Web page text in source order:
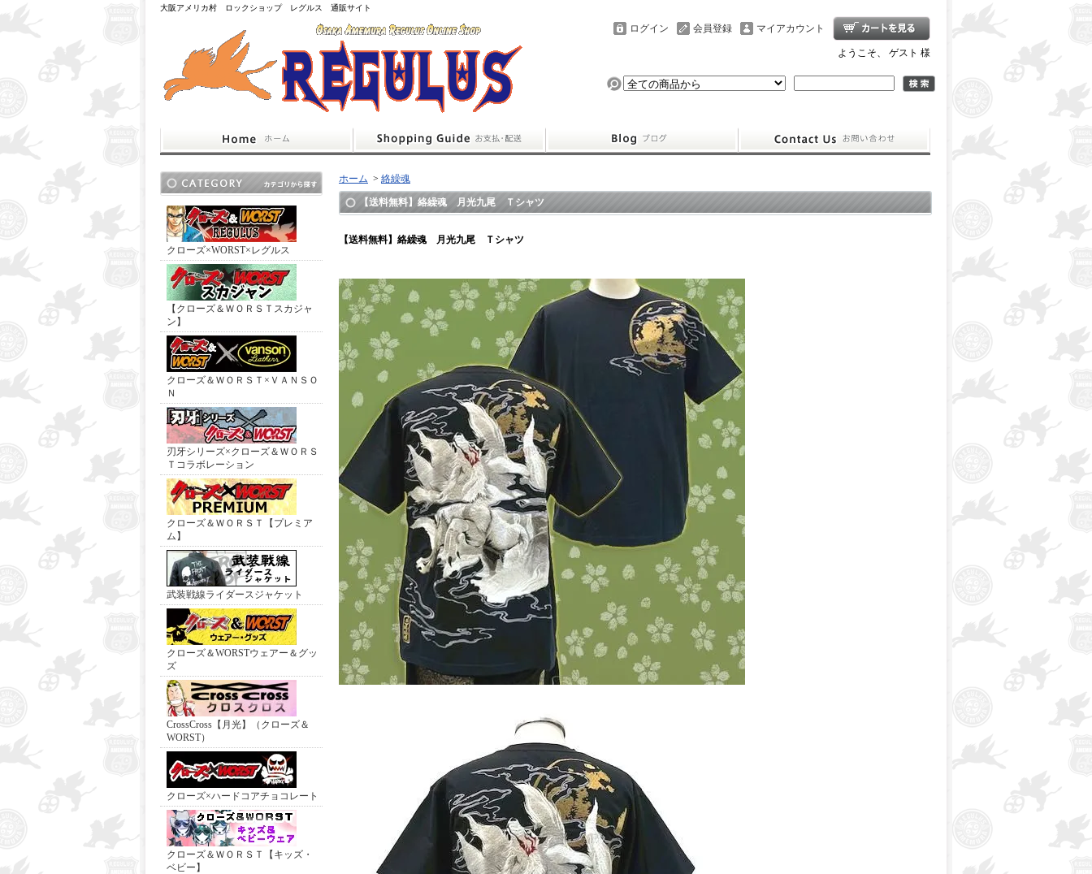
大阪アメリカ村 ロックショップ レグルス 通販サイト
マイアカウント
会員登録
ログイン
ようこそ、 ゲスト 様
クローズ×WORST×レグルス
【クローズ＆ＷＯＲＳＴスカジャ
ン】
クローズ＆ＷＯＲＳＴ×ＶＡＮＳＯ
Ｎ
刃牙シリーズ×クローズ＆ＷＯＲＳ
Ｔコラボレーション
クローズ＆ＷＯＲＳＴ【プレミア
ム】
武装戦線ライダースジャケット
クローズ＆WORSTウェアー＆グッ
ズ
CrossCross【月光】（クローズ＆
WORST）
クローズ×ハードコアチョコレート
クローズ＆ＷＯＲＳＴ【キッズ・
ベビー】
ホーム > 絡繰魂
【送料無料】絡繰魂 月光九尾 Ｔシャツ
【送料無料】絡繰魂 月光九尾 Ｔシャツ